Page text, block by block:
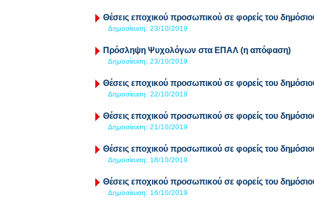
Θέσεις εποχικού προσωπικού σε φορείς του
Δημοσίευση: 23/10/2019
Πρόσληψη Ψυχολόγων στα ΕΠΑΛ (η απόφαση)
Δημοσίευση: 23/10/2019
Θέσεις εποχικού προσωπικού σε φορείς του
Δημοσίευση: 22/10/2019
Θέσεις εποχικού προσωπικού σε φορείς του
Δημοσίευση: 21/10/2019
Θέσεις εποχικού προσωπικού σε φορείς του
Δημοσίευση: 18/10/2019
Θέσεις εποχικού προσωπικού σε φορείς του
Δημοσίευση: 16/10/2019